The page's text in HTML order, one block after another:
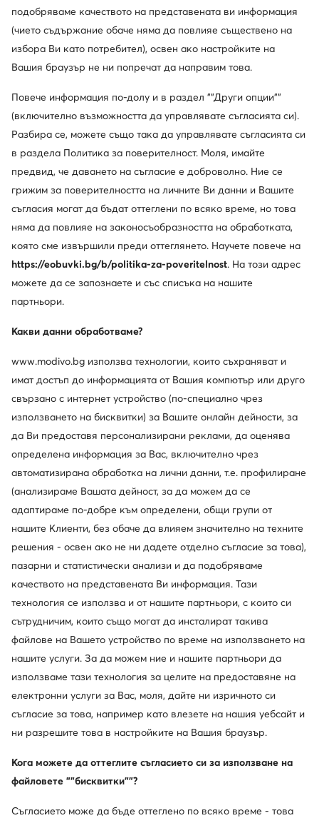
30 дни за връщане за членовете на клуба
14 дни за останалите
10% кешбек в MODIVOclub GOLD
Кешбекът се комбинира с всяка
промоция и разпродажба
Смени държавата: България (BG)
Изтеглете приложение
Обслужване на клиенти
Информации
© obuvki.bg 2026
Регламент
Промени настройките
подобряваме качеството на представената ви информация
(чието съдържание обаче няма да повлияе съществено на
избора Ви като потребител), освен ако настройките на
Вашия браузър не ни попречат да направим това.
Повече информация по-долу и в раздел ""Други опции""
(включително възможността да управлявате съгласията си).
Разбира се, можете също така да управлявате съгласията си
в раздела Политика за поверителност. Моля, имайте
предвид, че даването на съгласие е доброволно. Ние се
грижим за поверителността на личните Ви данни и Вашите
съгласия могат да бъдат оттеглени по всяко време, но това
няма да повлияе на законосъобразността на обработката,
която сме извършили преди оттеглянето. Научете повече на
https://eobuvki.bg/b/politika-za-poveritelnost. На този адрес
можете да се запознаете и със списъка на нашите
партньори.
Какви данни обработваме?
www.modivo.bg използва технологии, които съхраняват и
имат достъп до информацията от Вашия компютър или друго
свързано с интернет устройство (по-специално чрез
използването на бисквитки) за Вашите онлайн дейности, за
да Ви предоставя персонализирани реклами, да оценява
определена информация за Вас, включително чрез
автоматизирана обработка на лични данни, т.е. профилиране
(анализираме Вашата дейност, за да можем да се
адаптираме по-добре към определени, общи групи от
нашите Клиенти, без обаче да влияем значително на техните
решения - освен ако не ни дадете отделно съгласие за това),
пазарни и статистически анализи и да подобряваме
качеството на представената Ви информация. Тази
технология се използва и от нашите партньори, с които си
сътрудничим, които също могат да инсталират такива
файлове на Вашето устройство по време на използването на
нашите услуги. За да можем ние и нашите партньори да
използваме тази технология за целите на предоставяне на
електронни услуги за Вас, моля, дайте ни изричното си
съгласие за това, например като влезете на нашия уебсайт и
ни разрешите това в настройките на Вашия браузър.
Кога можете да оттеглите съгласието си за използване на
файловете ""бисквитки""?
Съгласието може да бъде оттеглено по всяко време - това